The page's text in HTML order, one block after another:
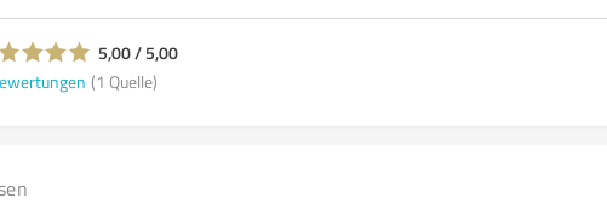
5,00 / 5,00
(1 Quelle)